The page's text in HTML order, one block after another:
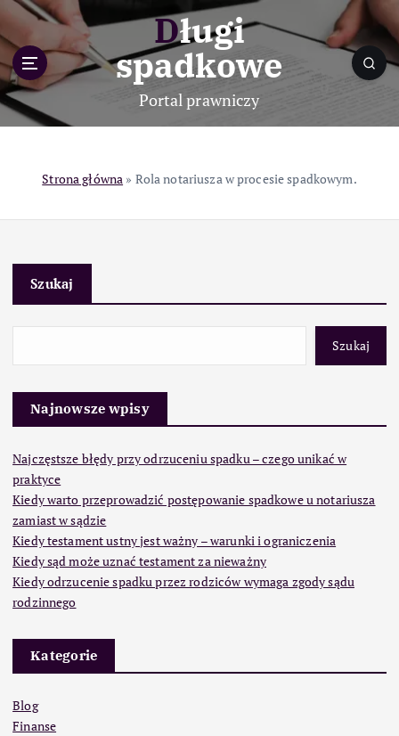
p
o
c
Długi
spadkowe
Portal prawniczy
Strona główna » Rola notariusza w procesie spadkowym.
Szukaj
Szukaj
Najnowsze wpisy
Najczęstsze błędy przy odrzuceniu spadku – czego unikać w
praktyce
Kiedy warto przeprowadzić postępowanie spadkowe u notariusza
zamiast w sądzie
Kiedy testament ustny jest ważny – warunki i ograniczenia
Kiedy sąd może uznać testament za nieważny
Kiedy odrzucenie spadku przez rodziców wymaga zgody sądu
rodzinnego
Kategorie
Blog
Finanse